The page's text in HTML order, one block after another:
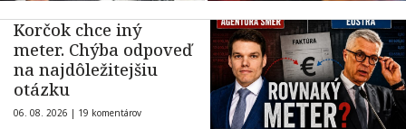
Korčok chce iný
meter. Chýba odpoveď
na najdôležitejšiu
otázku
06. 08. 2026 | 19 komentárov